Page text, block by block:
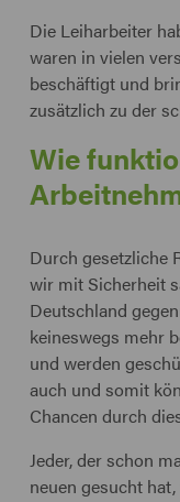
Die Leiharbeiter
waren in vielen
beschäftigt und
zusätzlich zu der
Wie
Durch gesetzliche
wir mit Sicherheit
Deutschland
keineswegs mehr
und werden
auch und somit
Chancen durch
Jeder, der schon
neuen gesucht